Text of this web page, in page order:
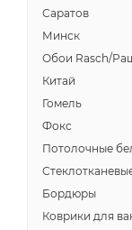
Саратов
Минск
Обои Rasch/
Китай
Гомель
Фокс
Потолочные
Бордюры
Коврики для